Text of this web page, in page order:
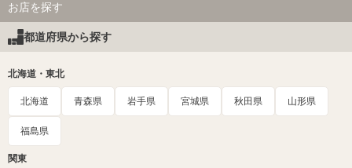
お店を探す
都道府県から探す
北海道・東北
北海道 青森県 岩手県 宮城県 秋田県 山形県
福島県
関東